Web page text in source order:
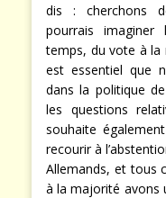
dis : cherchons
pourrais imaginer
temps, du vote à la
est essentiel que
dans la politique
les questions
souhaite
recourir à
Allemands, et tous
à la majorité avons